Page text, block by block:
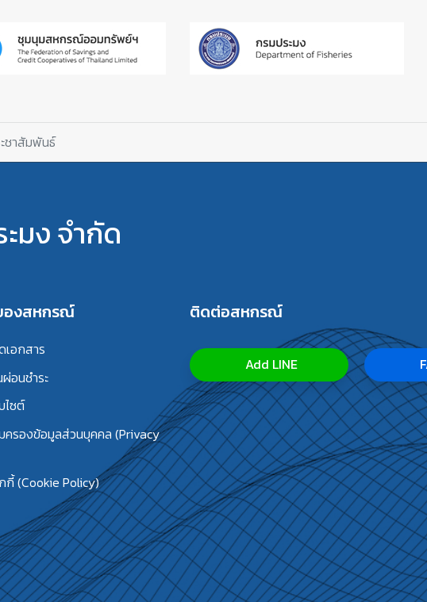
ชาสัมพันธ์
มง จำกัด
องสหกรณ์
เอกสาร
อนชำระ
ไซต์
ครองข้อมูลส่วนบุคคล (Privacy
กี้ (Cookie Policy)
ติดต่อสหกรณ์
Add LINE